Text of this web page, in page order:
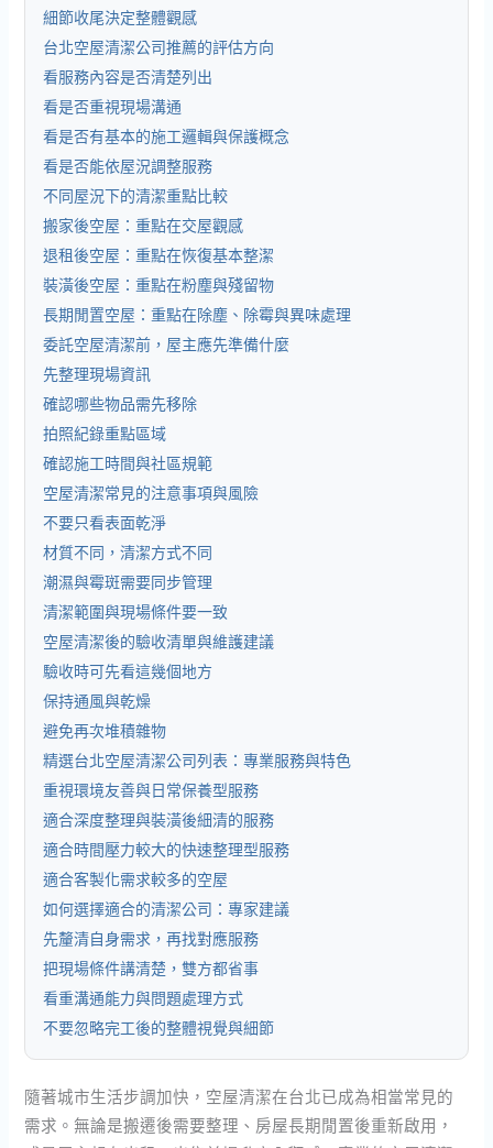
細節收尾決定整體觀感
台北空屋清潔公司推薦的評估方向
看服務內容是否清楚列出
看是否重視現場溝通
看是否有基本的施工邏輯與保護概念
看是否能依屋況調整服務
不同屋況下的清潔重點比較
搬家後空屋：重點在交屋觀感
退租後空屋：重點在恢復基本整潔
裝潢後空屋：重點在粉塵與殘留物
長期閒置空屋：重點在除塵、除霉與異味處理
委託空屋清潔前，屋主應先準備什麼
先整理現場資訊
確認哪些物品需先移除
拍照紀錄重點區域
確認施工時間與社區規範
空屋清潔常見的注意事項與風險
不要只看表面乾淨
材質不同，清潔方式不同
潮濕與霉斑需要同步管理
清潔範圍與現場條件要一致
空屋清潔後的驗收清單與維護建議
驗收時可先看這幾個地方
保持通風與乾燥
避免再次堆積雜物
精選台北空屋清潔公司列表：專業服務與特色
重視環境友善與日常保養型服務
適合深度整理與裝潢後細清的服務
適合時間壓力較大的快速整理型服務
適合客製化需求較多的空屋
如何選擇適合的清潔公司：專家建議
先釐清自身需求，再找對應服務
把現場條件講清楚，雙方都省事
看重溝通能力與問題處理方式
不要忽略完工後的整體視覺與細節
隨著城市生活步調加快，空屋清潔在台北已成為相當常見的
需求。無論是搬遷後需要整理、房屋長期閒置後重新啟用，